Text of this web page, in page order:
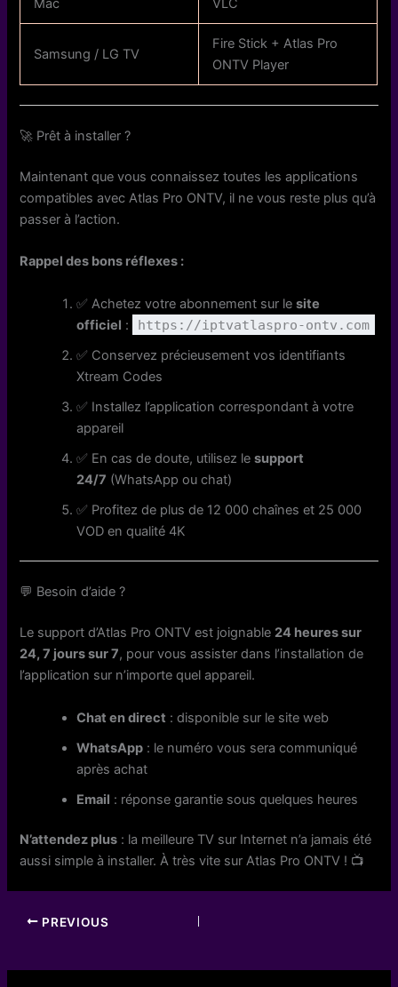
Mac VLC
Samsung / LG TV
Fire Stick + Atlas Pro
ONTV Player
🚀 Prêt à installer ?
Maintenant que vous connaissez toutes les applications
compatibles avec Atlas Pro ONTV, il ne vous reste plus qu’à
passer à l’action.
Rappel des bons réflexes :
✅ Achetez votre abonnement sur lesite
officiel : https://iptvatlaspro-ontv.com
✅ Conservez précieusement vos identifiants
Xtream Codes
✅ Installez l’application correspondant à votre
appareil
✅ En cas de doute, utilisez lesupport
24/7 (WhatsApp ou chat)
✅ Profitez de plus de 12 000 chaînes et 25 000
VOD en qualité 4K
💬 Besoin d’aide ?
Le support d’Atlas Pro ONTV est joignable 24 heures sur
24, 7 jours sur 7, pour vous assister dans l’installation de
l’application sur n’importe quel appareil.
Chat en direct : disponible sur le site web
WhatsApp : le numéro vous sera communiqué
après achat
Email : réponse garantie sous quelques heures
N’attendez plus : la meilleure TV sur Internet n’a jamais été
aussi simple à installer. À très vite sur Atlas Pro ONTV ! 📺
PREVIOUS